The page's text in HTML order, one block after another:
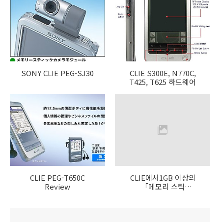
SONY CLIE PEG-SJ30
CLIE S300E, N770C,
T425, T625 하드웨어
CLIE PEG-T650C
Review
CLIE에서1GB 이상의
「메모리 스틱